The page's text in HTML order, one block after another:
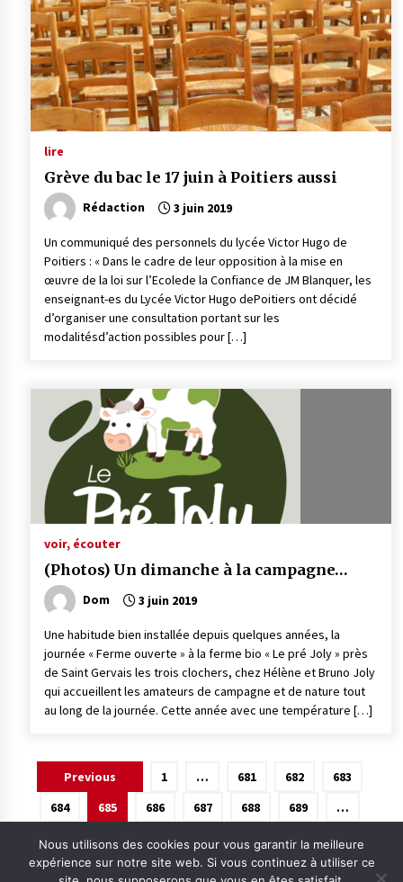
lire
Grève du bac le 17 juin à Poitiers aussi
Rédaction 3 juin 2019
Un communiqué des personnels du lycée Victor Hugo de
Poitiers : « Dans le cadre de leur opposition à la mise en
œuvre de la loi sur l’Ecolede la Confiance de JM Blanquer, les
enseignant-es du Lycée Victor Hugo dePoitiers ont décidé
d’organiser une consultation portant sur les
modalitésd’action possibles pour […]
voir, écouter
(Photos) Un dimanche à la campagne…
Dom 3 juin 2019
Une habitude bien installée depuis quelques années, la
journée « Ferme ouverte » à la ferme bio « Le pré Joly » près
de Saint Gervais les trois clochers, chez Hélène et Bruno Joly
qui accueillent les amateurs de campagne et de nature tout
au long de la journée. Cette année avec une température […]
Pagination
des
Previous 1 … 681 682
683
684
685 686 687 688 689
…
Nous utilisons des cookies pour vous garantir la meilleure
expérience sur notre site web. Si vous continuez à utiliser ce